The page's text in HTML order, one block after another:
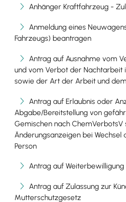
Anhänger Kraftfahrzeug -
Anmeldung eines
Fahrzeugs) beantragen
Antrag auf Ausnahme vom
und vom Verbot der Nachtarbeit
sowie der Art der Arbeit und
Antrag auf Erlaubnis oder
Abgabe/Bereitstellung von
Gemischen nach ChemVerbotsV
Änderungsanzeigen bei Wechsel
Person
Antrag auf
Antrag auf Zulassung zur
Mutterschutzgesetz